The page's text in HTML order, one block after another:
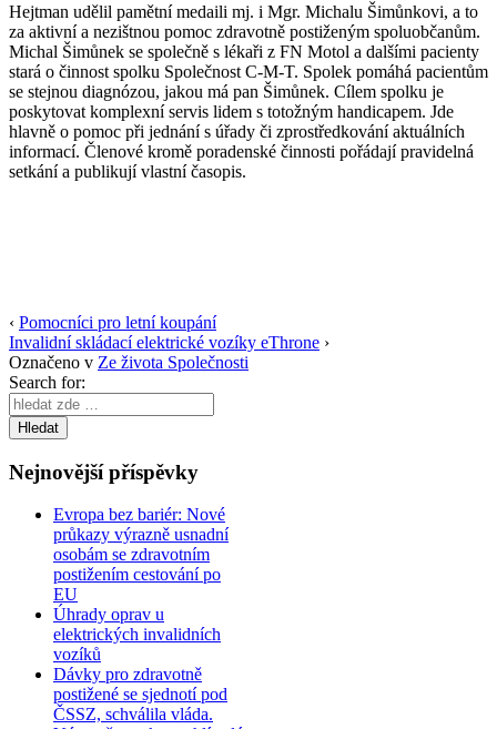
Hejtman udělil pamětní medaili mj. i Mgr. Michalu Šimůnkovi, a to
za aktivní a nezištnou pomoc zdravotně postiženým spoluobčanům.
Michal Šimůnek se společně s lékaři z FN Motol a dalšími pacienty
stará o činnost spolku Společnost C-M-T. Spolek pomáhá pacientům
se stejnou diagnózou, jakou má pan Šimůnek. Cílem spolku je
poskytovat komplexní servis lidem s totožným handicapem. Jde
hlavně o pomoc při jednání s úřady či zprostředkování aktuálních
informací. Členové kromě poradenské činnosti pořádají pravidelná
setkání a publikují vlastní časopis.
‹ Pomocníci pro letní koupání
Invalidní skládací elektrické vozíky eThrone ›
Označeno v Ze života Společnosti
Search for:
Nejnovější příspěvky
Evropa bez bariér: Nové
průkazy výrazně usnadní
osobám se zdravotním
postižením cestování po
EU
Úhrady oprav u
elektrických invalidních
vozíků
Dávky pro zdravotně
postižené se sjednotí pod
ČSSZ, schválila vláda.